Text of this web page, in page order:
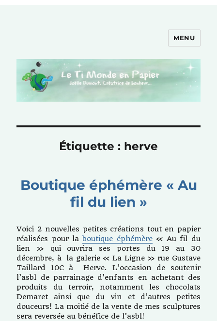
MENU
Étiquette : herve
Boutique éphémère « Au
fil du lien »
Voici 2 nouvelles petites créations tout en papier
réalisées pour laboutique éphémère« Au fil du
lien » qui ouvrira ses portes du 19 au 30
décembre, à la galerie « La Ligne » rue Gustave
Taillard 10C à Herve. L’occasion de soutenir
l’asbl de parrainage d’enfants en achetant des
produits du terroir, notamment les chocolats
Demaret ainsi que du vin et d’autres petites
douceurs! La moitié de la vente de mes sculptures
sera reversée au bénéfice de l’asbl!